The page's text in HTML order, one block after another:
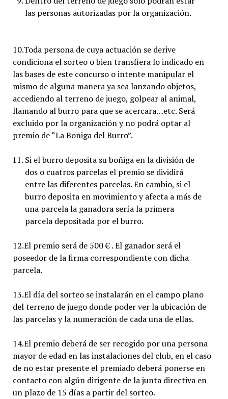
las personas autorizadas por la organización.
10.Toda persona de cuya actuación se derive
condiciona el sorteo o bien transfiera lo indicado en
las bases de este concurso o intente manipular el
mismo de alguna manera ya sea lanzando objetos,
accediendo al terreno de juego, golpear al animal,
llamando al burro para que se acercara…etc. Será
excluido por la organización y no podrá optar al
premio de “La Boñiga del Burro”.
Si el burro deposita su boñiga en la división de
dos o cuatros parcelas el premio se dividirá
entre las diferentes parcelas. En cambio, si el
burro deposita en movimiento y afecta a más de
una parcela la ganadora sería la primera
parcela depositada por el burro.
12.El premio será de 500 € . El ganador será el
poseedor de la firma correspondiente con dicha
parcela.
13.El día del sorteo se instalarán en el campo plano
del terreno de juego donde poder ver la ubicación de
las parcelas y la numeración de cada una de ellas.
14.El premio deberá de ser recogido por una persona
mayor de edad en las instalaciones del club, en el caso
de no estar presente el premiado deberá ponerse en
contacto con algún dirigente de la junta directiva en
un plazo de 15 días a partir del sorteo.